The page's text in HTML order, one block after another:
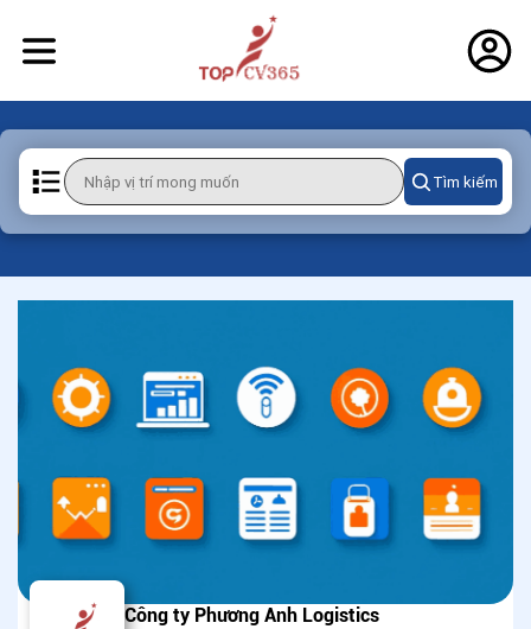
Tìm kiếm
Công ty Phương Anh Logistics